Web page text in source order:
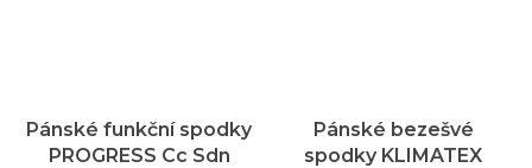
Pánské funkční spodky
PROGRESS Cc Sdn
Pánské bezešvé
spodky KLIMATEX